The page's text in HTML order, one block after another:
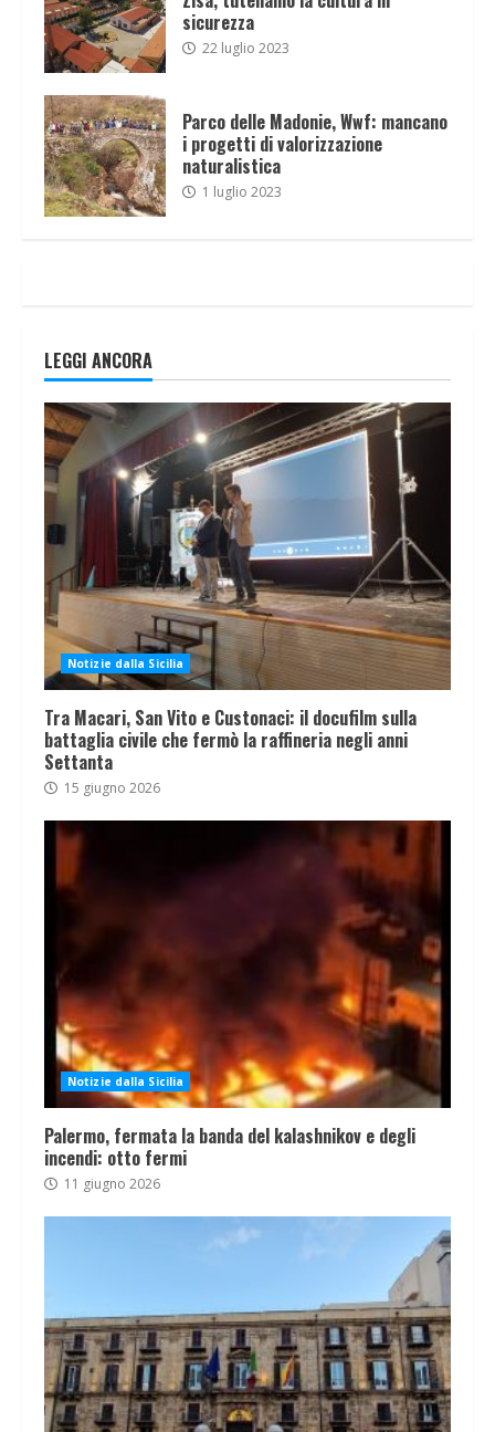
sicurezza
22 luglio 2023
Parco delle Madonie, Wwf: mancano
i progetti di valorizzazione
naturalistica
1 luglio 2023
LEGGI ANCORA
Notizie dalla Sicilia
Tra Macari, San Vito e Custonaci: il docufilm sulla
battaglia civile che fermò la raffineria negli anni
Settanta
15 giugno 2026
Notizie dalla Sicilia
Palermo, fermata la banda del kalashnikov e degli
incendi: otto fermi
11 giugno 2026